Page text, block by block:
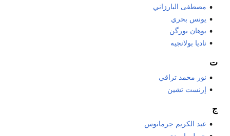
مصطفى البارزاني
يونس بحري
يوهان بورگن
ناديا بولانجيه
ت
نور محمد تراقي
إرنست تشين
ج
عبد الكريم جرمانوس